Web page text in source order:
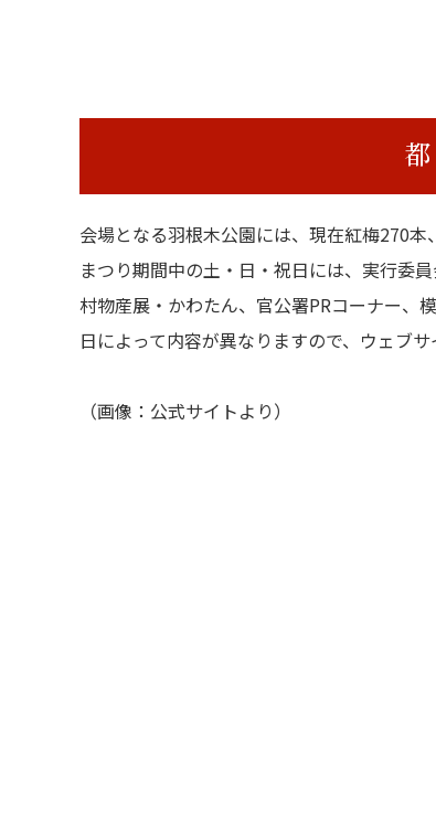
会場となる羽根木公園には、現在紅梅270本
まつり期間中の土・日・祝日には、実行委
村物産展・かわたん、官公署PRコーナー、
日によって内容が異なりますので、ウェブ
（画像：公式サイトより）